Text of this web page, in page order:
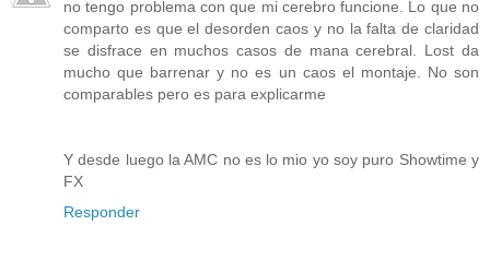
no tengo problema con que mi cerebro funcione. Lo que no
comparto es que el desorden caos y no la falta de claridad
se disfrace en muchos casos de mana cerebral. Lost da
mucho que barrenar y no es un caos el montaje. No son
comparables pero es para explicarme
Y desde luego la AMC no es lo mio yo soy puro Showtime y
FX
Responder